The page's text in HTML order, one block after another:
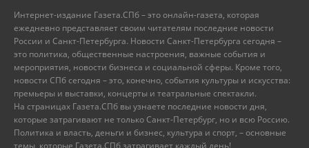
Интернет-издание Газета.СПб – это онлайн-газета, которая
ежедневно представляет своим читателям последние новости
России и Санкт-Петербурга. Новости Санкт-Петербурга сегодня –
это политика, общественные настроения, важные события и
мероприятия, новости бизнеса и социальной сферы. Кроме того,
новости СПб сегодня – это, конечно, события культуры и искусства:
премьеры и выставки, концерты и театральные спектакли.
На страницах Газета.СПб вы узнаете последние новости дня,
которые затрагивают не только Санкт-Петербург, но и всю Россию.
Политика и власть, деньги и бизнес, культура и спорт, – основные
темы, которые Газета.СПб затрагивает каждый день!